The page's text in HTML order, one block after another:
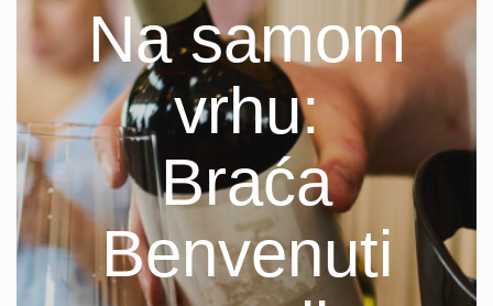
Na samom
vrhu:
Braća
Benvenuti